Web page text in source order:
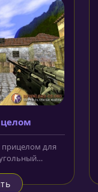
прицелом для